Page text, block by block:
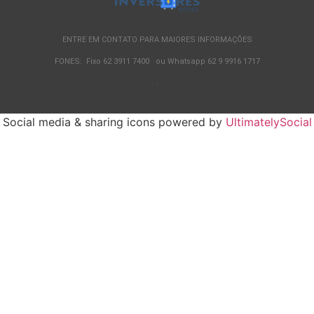
ENTRE EM CONTATO PARA MAIORES INFORMAÇÕES
FONES: Fixo 62 3911 7400 ou Whatsapp 62 9 9916 1717
.
Social media & sharing icons powered by UltimatelySocial